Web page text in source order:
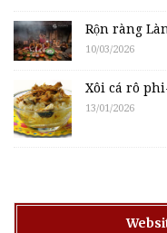
Rộn ràng
10/03/2026
Xôi cá rô
13/01/2026